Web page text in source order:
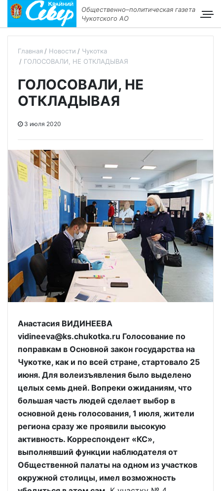
Общественно–политическая газета
Чукотского АО
Главная Новости
Чукотка
ГОЛОСОВАЛИ, НЕ ОТКЛАДЫВАЯ
ГОЛОСОВАЛИ, НЕ
ОТКЛАДЫВАЯ
3 июля 2020
Анастасия ВИДИНЕЕВА
vidineeva@ks.chukotka.ru Голосование по
поправкам в Основной закон государства на
Чукотке, как и по всей стране, стартовало 25
июня. Для волеизъявления было выделено
целых семь дней. Вопреки ожиданиям, что
большая часть людей сделает выбор в
основной день голосования, 1 июля, жители
региона сразу же проявили высокую
активность. Корреспондент «КС»,
выполнявший функции наблюдателя от
Общественной палаты на одном из участков
окружной столицы, имел возможность